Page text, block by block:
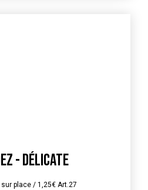
- Délicate
place / 1,25€ Art.27